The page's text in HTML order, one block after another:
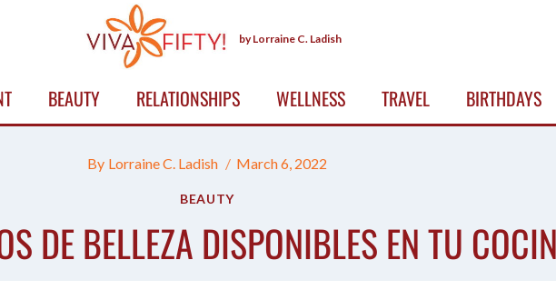
by Lorraine C. Ladish
BEAUTY RELATIONSHIPS WELLNESS TRAVEL BIRTHDAYS
By Lorraine C. Ladish March 6, 2022
BEAUTY
DE BELLEZA DISPONIBLES EN TU